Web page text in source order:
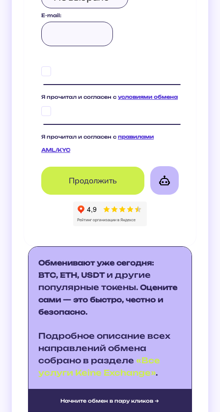
Обменивают уже сегодня:
BTC, ETH, USDTи другие
популярные токены. Оцените
сами — это быстро, честно и
безопасно.
Подробное описание всех
направлений обмена
собрано в разделе «Все
услуги Keine Exchange».
Начните обмен в пару кликов →
E-mail:
Я прочитал и согласен с условиями обмена
Я прочитал и согласен с правилами
AML/KYC